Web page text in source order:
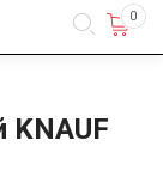
0
KNAUF